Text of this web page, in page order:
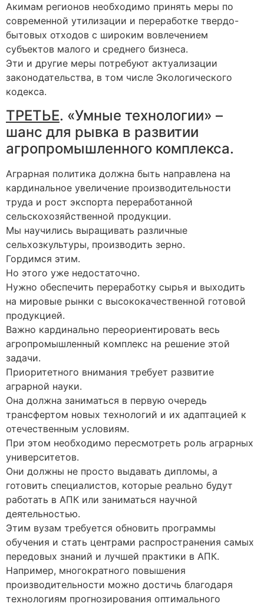
Акимам регионов необходимо принять меры по
современной утилизации и переработке твердо-
бытовых отходов с широким вовлечением
субъектов малого и среднего бизнеса.
Эти и другие меры потребуют актуализации
законодательства, в том числе Экологического
кодекса.
ТРЕТЬЕ. «Умные технологии» –
шанс для рывка в развитии
агропромышленного комплекса.
Аграрная политика должна быть направлена на
кардинальное увеличение производительности
труда и рост экспорта переработанной
сельскохозяйственной продукции.
Мы научились выращивать различные
сельхозкультуры, производить зерно.
Гордимся этим.
Но этого уже недостаточно.
Нужно обеспечить переработку сырья и выходить
на мировые рынки с высококачественной готовой
продукцией.
Важно кардинально переориентировать весь
агропромышленный комплекс на решение этой
задачи.
Приоритетного внимания требует развитие
аграрной науки.
Она должна заниматься в первую очередь
трансфертом новых технологий и их адаптацией к
отечественным условиям.
При этом необходимо пересмотреть роль аграрных
университетов.
Они должны не просто выдавать дипломы, а
готовить специалистов, которые реально будут
работать в АПК или заниматься научной
деятельностью.
Этим вузам требуется обновить программы
обучения и стать центрами распространения самых
передовых знаний и лучшей практики в АПК.
Например, многократного повышения
производительности можно достичь благодаря
технологиям прогнозирования оптимального